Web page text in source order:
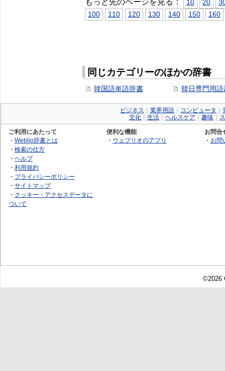
もっと先のページを見る： 10 20
100
110 120 130 140 150 160
同じカテゴリーのほかの辞書
韓国語単語辞書 韓日専門用語
ビジネス 業界用語 コンピュータ
文化
生活 ヘルスケア 趣味
ご利用にあたって
・ Weblio辞書とは
・ 検索の仕方
・ ヘルプ
・ 利用規約
・ プライバシーポリシー
・ サイトマップ
・ クッキー・アクセスデータに
ついて
便利な機能
・ ウェブリオのアプリ
お問合
・ お問
©2026